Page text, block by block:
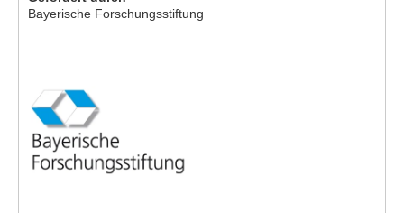
Bayerische Forschungsstiftung